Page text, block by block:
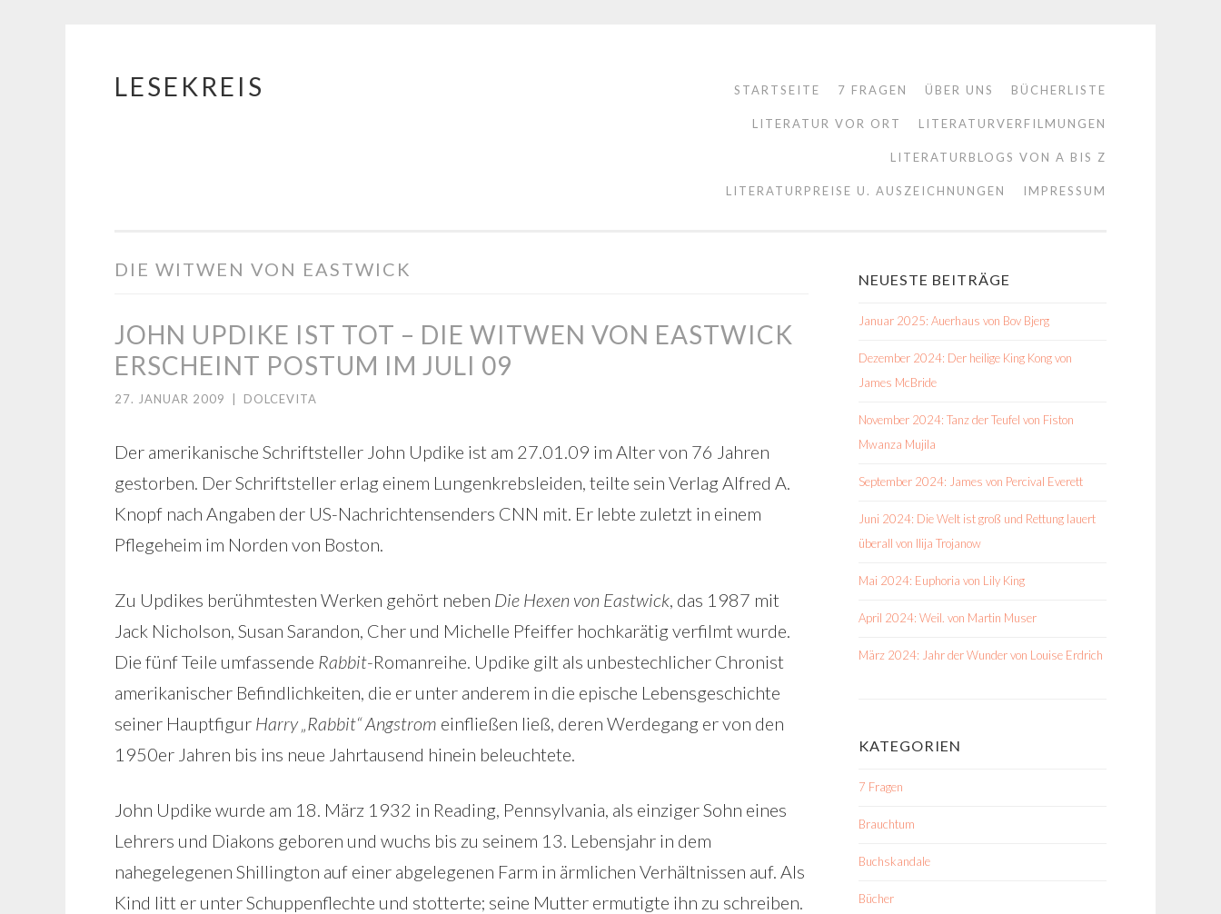
Springe
LESEKREIS STARTSEITE 7 FRAGEN ÜBER UNS BÜCHERLISTE
LITERATUR VOR ORT LITERATURVERFILMUNGEN
LITERATURBLOGS VON A BIS Z
LITERATURPREISE U. AUSZEICHNUNGEN IMPRESSUM
DIE WITWEN VON EASTWICK
JOHN UPDIKE IST TOT – DIE WITWEN VON EASTWICK
ERSCHEINT POSTUM IM JULI 09
27. JANUAR 2009 DOLCEVITA
Der amerikanische Schriftsteller John Updike ist am 27.01.09 im Alter von 76 Jahren
gestorben. Der Schriftsteller erlag einem Lungenkrebsleiden, teilte sein Verlag Alfred A.
Knopf nach Angaben der US-Nachrichtensenders CNN mit. Er lebte zuletzt in einem
Pflegeheim im Norden von Boston.
Zu Updikes berühmtesten Werken gehört neben Die Hexen von Eastwick, das 1987 mit
Jack Nicholson, Susan Sarandon, Cher und Michelle Pfeiffer hochkarätig verfilmt wurde.
Die fünf Teile umfassende Rabbit-Romanreihe. Updike gilt als unbestechlicher Chronist
amerikanischer Befindlichkeiten, die er unter anderem in die epische Lebensgeschichte
seiner Hauptfigur Harry „Rabbit“ Angstrom einfließen ließ, deren Werdegang er von den
1950er Jahren bis ins neue Jahrtausend hinein beleuchtete.
John Updike wurde am 18. März 1932 in Reading, Pennsylvania, als einziger Sohn eines
Lehrers und Diakons geboren und wuchs bis zu seinem 13. Lebensjahr in dem
nahegelegenen Shillington auf einer abgelegenen Farm in ärmlichen Verhältnissen auf. Als
Kind litt er unter Schuppenflechte und stotterte; seine Mutter ermutigte ihn zu schreiben.
NEUESTE BEITRÄGE
Januar 2025: Auerhaus von Bov Bjerg
Dezember 2024: Der heilige King Kong von
James McBride
November 2024: Tanz der Teufel von Fiston
Mwanza Mujila
September 2024: James von Percival Everett
Juni 2024: Die Welt ist groß und Rettung lauert
überall von Ilija Trojanow
Mai 2024: Euphoria von Lily King
April 2024: Weil. von Martin Muser
März 2024: Jahr der Wunder von Louise Erdrich
KATEGORIEN
7 Fragen
Brauchtum
Buchskandale
Bücher